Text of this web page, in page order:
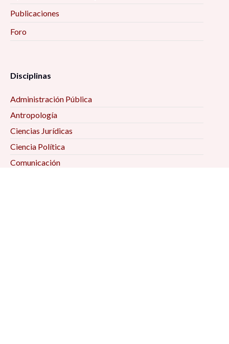
Publicaciones
Foro
Disciplinas
Administración Pública
Antropología
Ciencias Jurídicas
Ciencia Política
Comunicación